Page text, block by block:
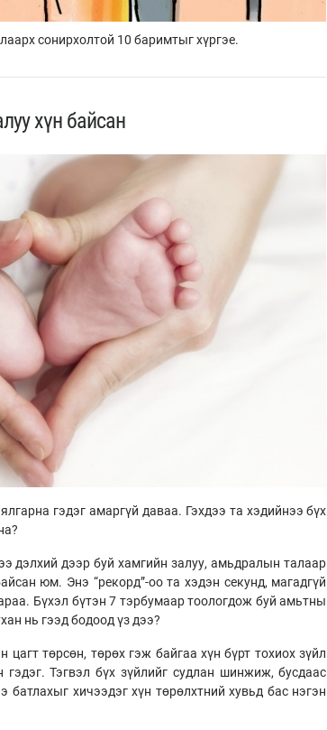
сонирхолтой 10 баримтыг хүргэе.
хүн байсан
гэдэг амаргүй даваа. Гэхдээ та хэдийнээ бүх
дэлхий дээр буй хамгийн залуу, амьдралын талаар
юм. Энэ “рекорд”-оо та хэдэн секунд, магадгүй
Бүхэл бүтэн 7 тэрбумаар тоологдож буй амьтны
нь гээд бодоод үз дээ?
цагт төрсөн, төрөх гэж байгаа хүн бүрт тохиох зүйл
Тэгвэл бүх зүйлийг судлан шинжиж, бусдаас
батлахыг хичээдэг хүн төрөлхтний хувьд бас нэгэн